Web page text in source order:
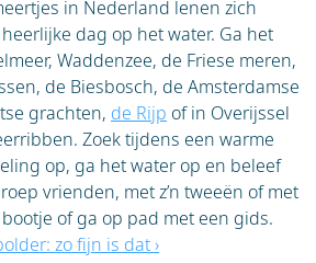
in Nederland lenen zich
dag op het water. Ga het
Waddenzee, de Friese meren,
de Biesbosch, de Amsterdamse
grachten, de Rijp of in Overijssel
Zoek tijdens een warme
op, ga het water op en beleef
vrienden, met z’n tweeën of met
of ga op pad met een gids.
zo fijn is dat ›